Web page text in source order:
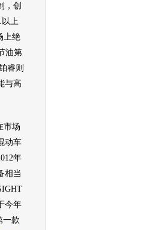
，创
上
上绝
油第
睿则
与高
市场
动车
年
相当
今年
一款